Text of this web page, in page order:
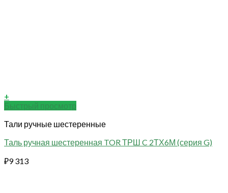
+
Быстрый просмотр
Тали ручные шестеренные
Таль ручная шестеренная TOR ТРШ C 2ТХ6М (серия G)
₽9 313